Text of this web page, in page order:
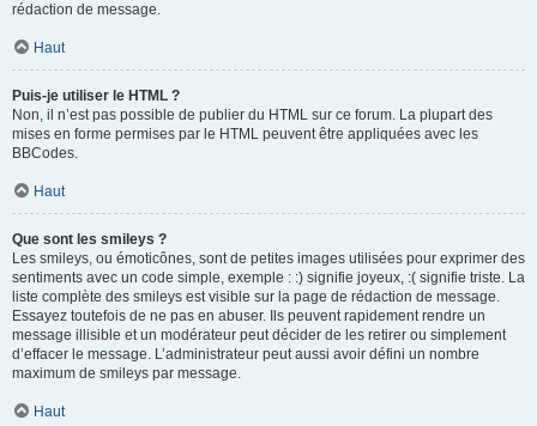
rédaction de message.
Haut
Puis-je utiliser le HTML ?
Non, il n’est pas possible de publier du HTML sur ce forum. La plupart des
mises en forme permises par le HTML peuvent être appliquées avec les
BBCodes.
Haut
Que sont les smileys ?
Les smileys, ou émoticônes, sont de petites images utilisées pour exprimer des
sentiments avec un code simple, exemple : :) signifie joyeux, :( signifie triste. La
liste complète des smileys est visible sur la page de rédaction de message.
Essayez toutefois de ne pas en abuser. Ils peuvent rapidement rendre un
message illisible et un modérateur peut décider de les retirer ou simplement
d’effacer le message. L’administrateur peut aussi avoir défini un nombre
maximum de smileys par message.
Haut